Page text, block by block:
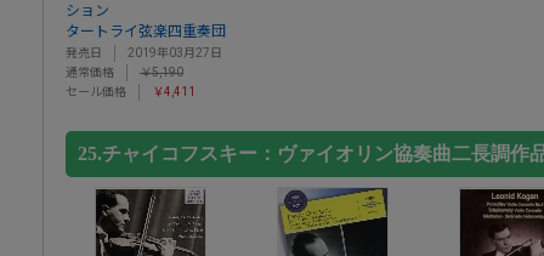
ション
タートライ弦楽四重奏団
発売日
2019年03月27日
通常価格
￥5,190
セール価格
￥4,411
25.チャイコフスキー：ヴァイオリン協奏曲二長調作